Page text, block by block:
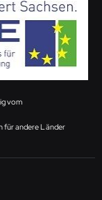
vom
für andere Länder